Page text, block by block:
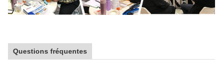
Questions fréquentes